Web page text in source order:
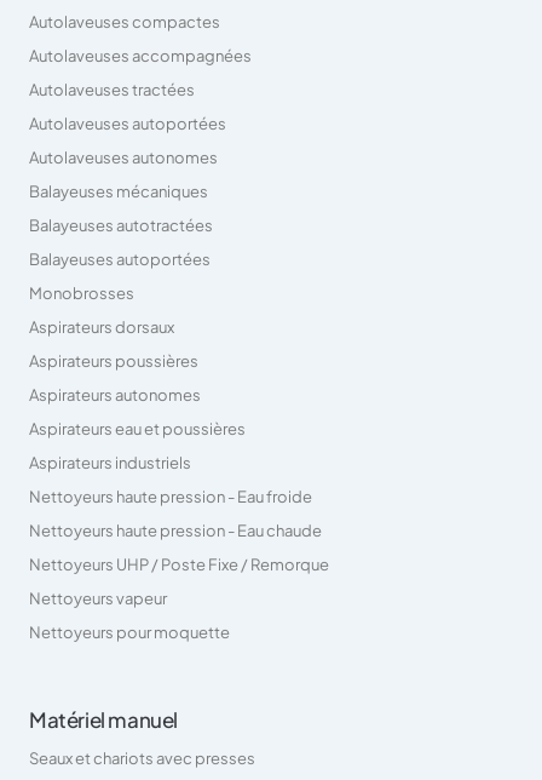
Autolaveuses compactes
Autolaveuses accompagnées
Autolaveuses tractées
Autolaveuses autoportées
Autolaveuses autonomes
Balayeuses mécaniques
Balayeuses autotractées
Balayeuses autoportées
Monobrosses
Aspirateurs dorsaux
Aspirateurs poussières
Aspirateurs autonomes
Aspirateurs eau et poussières
Aspirateurs industriels
Nettoyeurs haute pression - Eau froide
Nettoyeurs haute pression - Eau chaude
Nettoyeurs UHP / Poste Fixe / Remorque
Nettoyeurs vapeur
Nettoyeurs pour moquette
Matériel manuel
Seaux et chariots avec presses